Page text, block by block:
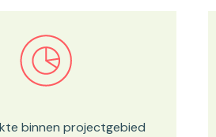
in onze kaartviewer
binnen projectgebied